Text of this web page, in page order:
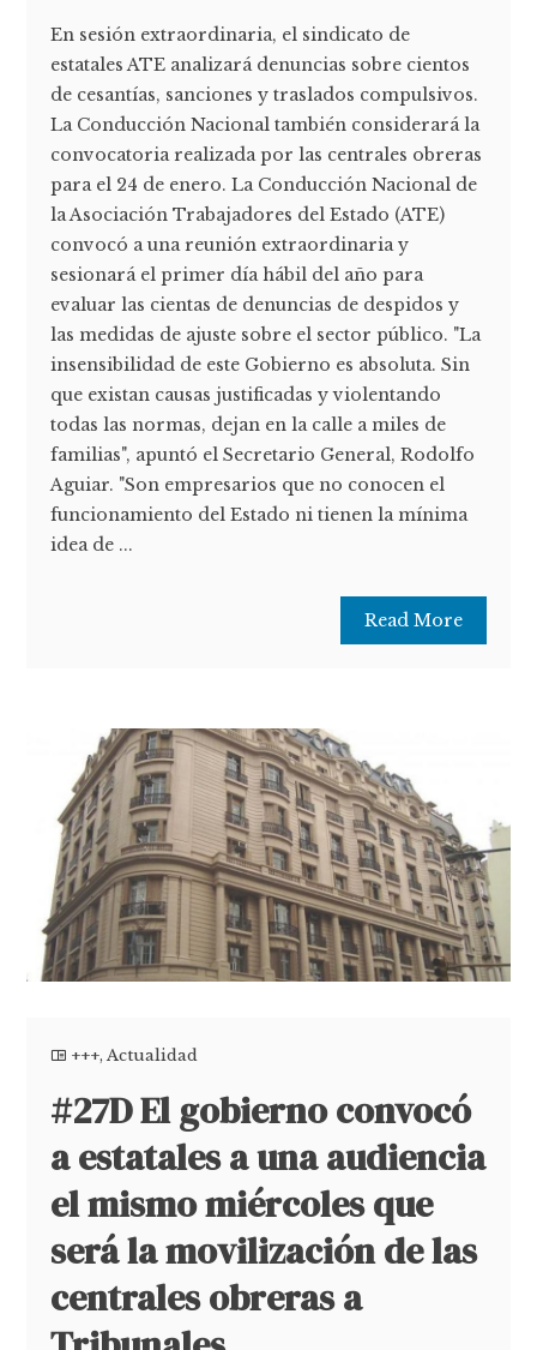
En sesión extraordinaria, el sindicato de
estatales ATE analizará denuncias sobre cientos
de cesantías, sanciones y traslados compulsivos.
La Conducción Nacional también considerará la
convocatoria realizada por las centrales obreras
para el 24 de enero. La Conducción Nacional de
la Asociación Trabajadores del Estado (ATE)
convocó a una reunión extraordinaria y
sesionará el primer día hábil del año para
evaluar las cientas de denuncias de despidos y
las medidas de ajuste sobre el sector público. "La
insensibilidad de este Gobierno es absoluta. Sin
que existan causas justificadas y violentando
todas las normas, dejan en la calle a miles de
familias", apuntó el Secretario General, Rodolfo
Aguiar. "Son empresarios que no conocen el
funcionamiento del Estado ni tienen la mínima
idea de ...
Read More
+++,Actualidad
#27D El gobierno convocó
a estatales a una audiencia
el mismo miércoles que
será la movilización de las
centrales obreras a